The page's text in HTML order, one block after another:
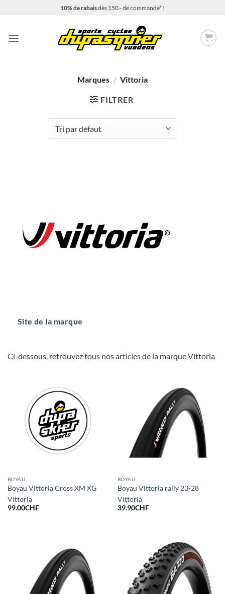
10% de rabaisdès 150.- de commande* !
Marques / Vittoria
FILTRER
Site de la marque
Ci-dessous, retrouvez tous nos articles de la marque Vittoria
BOYAU
Boyau Vittoria Cross XM XG
Vittoria
99.00CHF
BOYAU
Boyau Vittoria rally 23-28
Vittoria
39.90CHF